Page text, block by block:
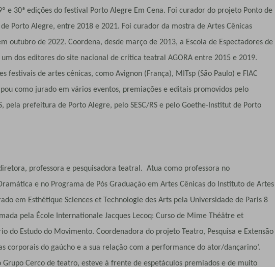
e 30ª edições do festival Porto Alegre Em Cena. Foi curador do projeto Ponto de
de Porto Alegre, entre 2018 e 2021. Foi curador da mostra de Artes Cênicas
outubro de 2022. Coordena, desde março de 2013, a Escola de Espectadores de
um dos editores do site nacional de crítica teatral AGORA entre 2015 e 2019.
festivais de artes cênicas, como Avignon (França), MITsp (São Paulo) e FIAC
como jurado em vários eventos, premiações e editais promovidos pelo
pela prefeitura de Porto Alegre, pelo SESC/RS e pelo Goethe-Institut de Porto
professora e pesquisadora teatral. Atua como professora no
e no Programa de Pós Graduação em Artes Cênicas do Instituto de Artes
em Esthétique Sciences et Technologie des Arts pela Universidade de Paris 8
pela École Internationale Jacques Lecoq: Curso de Mime Théâtre et
do Estudo do Movimento. Coordenadora do projeto Teatro, Pesquisa e Extensão
corporais do gaúcho e a sua relação com a performance do ator/dançarino’.
Cerco de teatro, esteve à frente de espetáculos premiados e de muito